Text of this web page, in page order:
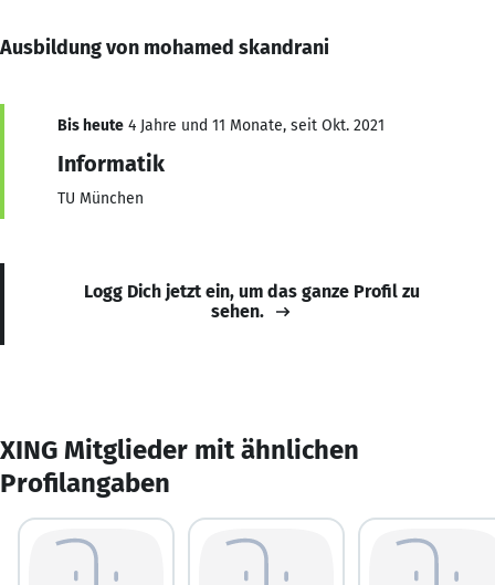
Ausbildung von mohamed skandrani
Bis heute 4 Jahre und 11 Monate, seit Okt. 2021
Informatik
TU München
Logg Dich jetzt ein, um das ganze Profil zu
sehen.
XING Mitglieder mit ähnlichen
Profilangaben